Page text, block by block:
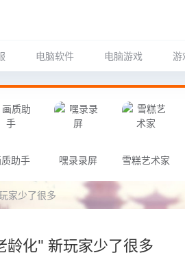
电脑软件 电脑游戏 游
质助手 嘿录录屏 雪糕艺术家
家少了很多
龄化" 新玩家少了很多